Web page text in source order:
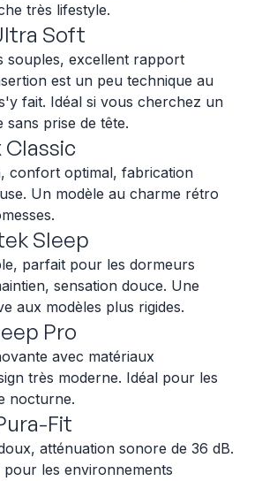
très lifestyle.
Soft
souples, excellent rapport
est un peu technique au
fait. Idéal si vous cherchez un
sans prise de tête.
Classic
confort optimal, fabrication
Un modèle au charme rétro
Sleep
parfait pour les dormeurs
sensation douce. Une
aux modèles plus rigides.
Pro
avec matériaux
très moderne. Idéal pour les
nocturne.
Fit
atténuation sonore de 36 dB.
pour les environnements